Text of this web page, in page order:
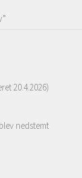
20.4.2026)
nedstemt